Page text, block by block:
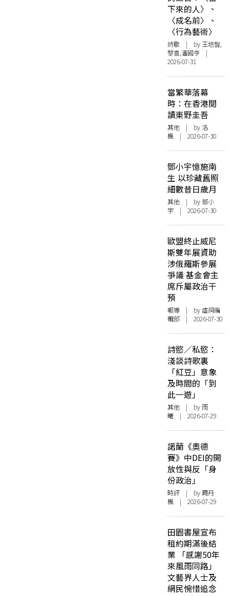
下來的人〉、
〈成名前〉、
〈行為藝術〉
詩歌 | by 王培智,
黎喜,潘國亨 |
2026-07-31
當繁華落幕
時：在香港閱
讀東野圭吾
其他 | by洛
楓 | 2026-07-30
鄧小宇憶施南
生 以珍藏舊照
細數昔日歲月
其他 | by 鄧小
宇 | 2026-07-30
歐盟終止威尼
斯雙年展資助
涉俄羅斯參展
爭議 基金會主
席斥屬政治干
預
報導 | by 虛詞編
輯部 | 2026-07-30
詩慾／私慾：
淺談詩歌裏
「紅豆」意象
及時間的「到
此一遊」
其他 | by 雨
曦 | 2026-07-29
諾蘭《奧德
賽》中DEI的開
放性與反「身
份政治」
時評 | by周丹
楓 | 2026-07-29
田園書屋宣布
租約期滿後結
業 「感謝50年
來風雨同路」
文藝界人士及
網民惋惜追念